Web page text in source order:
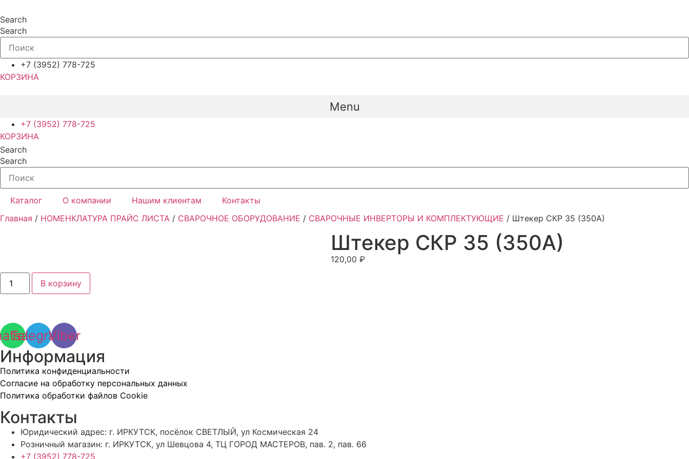
к
содержимому
Search
Search
+7 (3952) 778-725
КОРЗИНА
Menu
+7 (3952) 778-725
КОРЗИНА
Search
Search
Каталог О компании Нашим клиентам
Контакты
Главная / НОМЕНКЛАТУРА ПРАЙС ЛИСТА / СВАРОЧНОЕ ОБОРУДОВАНИЕ / СВАРОЧНЫЕ ИНВЕРТОРЫ И КОМПЛЕКТУЮЩИЕ / Штекер СКР 35 (350А)
Штекер СКР 35 (350А)
120,00₽
Количество
товара
Штекер
В корзину
Telegram
Viber
Информация
Политика конфиденциальности
Согласие на обработку персональных данных
Политика обработки файлов Cookie
Контакты
Юридический адрес: г. ИРКУТСК, посёлок СВЕТЛЫЙ, ул Космическая 24
Розничный магазин: г. ИРКУТСК, ул Шевцова 4, ТЦ ГОРОД МАСТЕРОВ, пав. 2, пав. 66
+7 (3952) 778-725